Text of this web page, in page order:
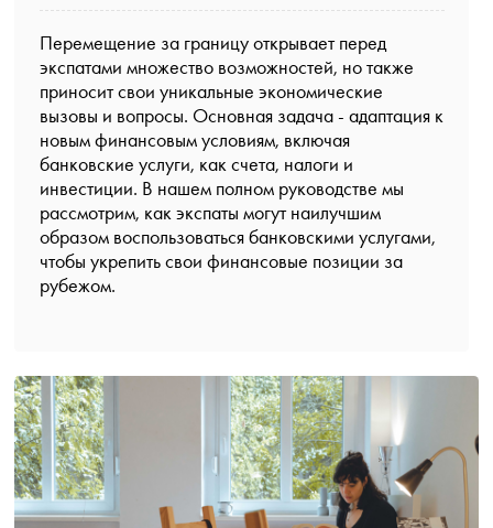
Перемещение за границу открывает перед
экспатами множество возможностей, но также
приносит свои уникальные экономические
вызовы и вопросы. Основная задача - адаптация к
новым финансовым условиям, включая
банковские услуги, как счета, налоги и
инвестиции. В нашем полном руководстве мы
рассмотрим, как экспаты могут наилучшим
образом воспользоваться банковскими услугами,
чтобы укрепить свои финансовые позиции за
рубежом.